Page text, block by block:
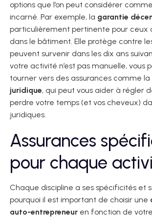
options que l’on peut considérer
incarné. Par exemple, la garantie
particulièrement pertinente pour ceux
dans le bâtiment. Elle protège contre
peuvent survenir dans les dix ans
votre activité n’est pas manuelle, vous
tourner vers des assurances comme la
juridique, qui peut vous aider à régler
perdre votre temps (et vos cheveux)
juridiques.
Assurances
pour chaque
Chaque discipline a ses spécificités et
pourquoi il est important de choisir une
auto-entrepreneur en fonction de